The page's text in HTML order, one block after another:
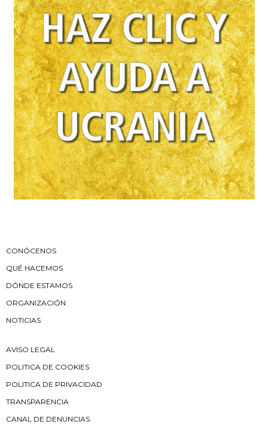
CONÓCENOS
QUÉ HACEMOS
DÓNDE ESTAMOS
ORGANIZACIÓN
NOTICIAS
AVISO LEGAL
POLITICA DE COOKIES
POLITICA DE PRIVACIDAD
TRANSPARENCIA
CANAL DE DENUNCIAS